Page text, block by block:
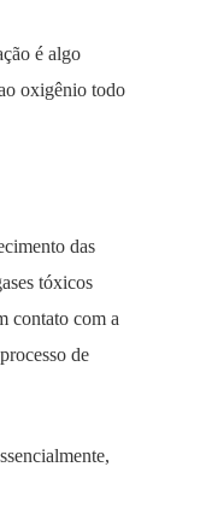
é algo
oxigênio todo
das
tóxicos
contato com a
de